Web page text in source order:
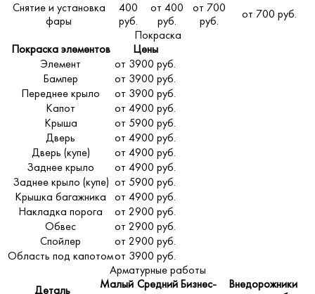
Снятие и установка
фары
400
руб.
от 400
руб.
от 700
руб.
от 700 руб.
Покраска
Покраска элементов
Цены
Элемент
от 3900 руб.
Бампер
от 3900 руб.
Переднее крыло
от 3900 руб.
Капот
от 4900 руб.
Крыша
от 5900 руб.
Дверь
от 4900 руб.
Дверь (купе)
от 4900 руб.
Заднее крыло
от 4900 руб.
Заднее крыло (купе) от 5900 руб.
Крышка багажника
от 4900 руб.
Накладка порога
от 2900 руб.
Обвес
от 2900 руб.
Спойлер
от 2900 руб.
Область под капотомот 3900 руб.
Арматурные работы
Деталь
Малый Средний Бизнес-
Внедорожники